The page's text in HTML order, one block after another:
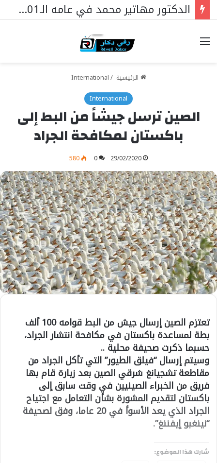
الدكتور مهاتير محمد في عامه الـ101… قائدٌ استثنائي ورمزٌ خالد في مسيرة نهضة ماليزيا.
خيارات
الرئيسية /
International
International
الصين ترسل جيشاً من البط إلى
باكستان لمكافحة الجراد
29/02/2020
0
580
تعتزم الصين إرسال جيش من البط قوامه 100 ألف
بطة لمساعدة باكستان في مكافحة انتشار الجراد،
حسبما ذكرت صحيفة محلية ..
وسيتم إرسال “فيلق الطيور” التي تأكل الجراد من
مقاطعة تشجيانغ شرقي الصين بعد زيارة قام بها
فريق من الخبراء الصينيين في وقت سابق إلى
باكستان لتقديم المشورة بشأن التعامل مع اجتياح
الجراد الذي يعد الأسوأ في 20 عاما، وفق لصحيفة
“نينغبو إيفننغ”.
شارك هذا الموضوع: